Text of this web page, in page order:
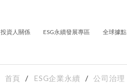
投資人關係 ESG永續發展專區 全球據點
首頁 ESG企業永續 公司治理